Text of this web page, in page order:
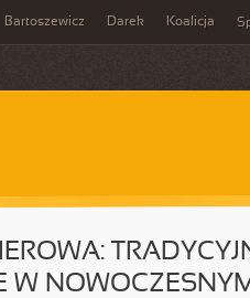
Bartoszewicz Darek Koalicja
W